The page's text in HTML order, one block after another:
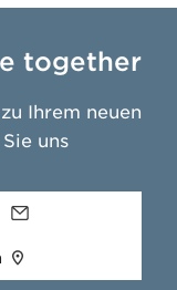
together
Ihrem neuen
uns